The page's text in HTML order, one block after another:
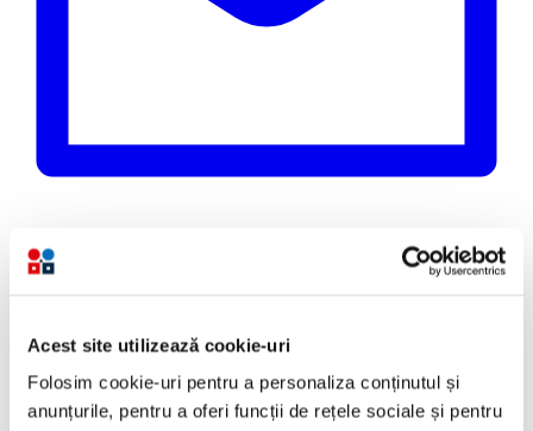
Acest site utilizează cookie-uri
Folosim cookie-uri pentru a personaliza conținutul și
anunțurile, pentru a oferi funcții de rețele sociale și pentru
Email
Copiază link
Cât de sigure sunt destinațiile de vacanță ieftine? De la